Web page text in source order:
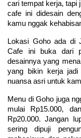
cari tempat kerja, tapi
cafe ini didesain
kamu nggak
Lokasi Goho ada di
Cafe ini buka dari
desainnya yang
yang bikin kerja
nuansa asri untuk
Menu di Goho juga
mulai Rp15.000,
Rp20.000. Jangan
sering dipuji